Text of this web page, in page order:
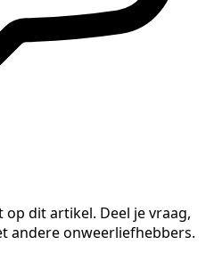
op dit artikel. Deel je vraag,
andere onweerliefhebbers.